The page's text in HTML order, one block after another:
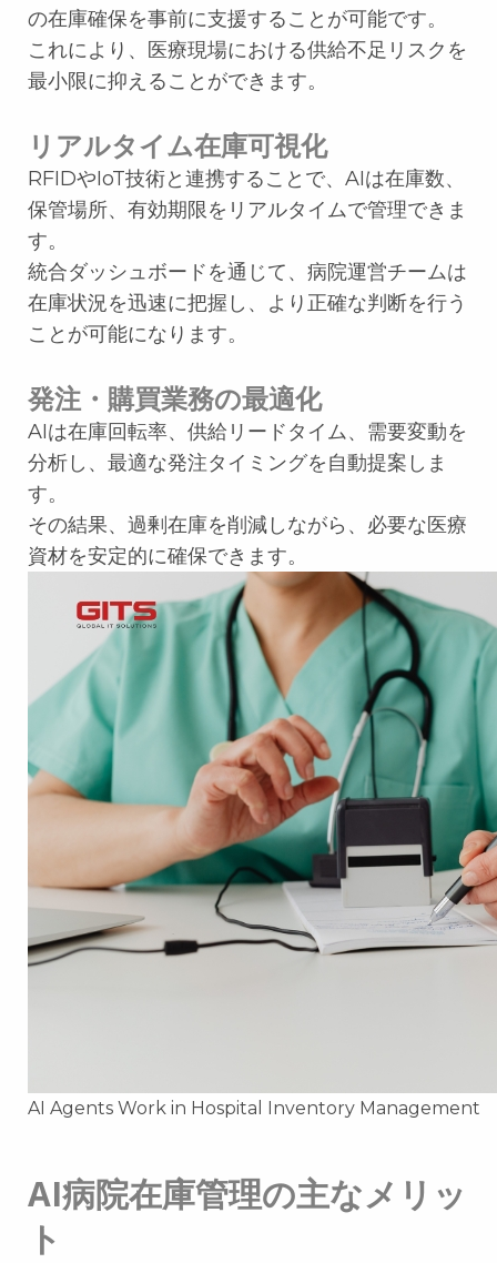
の在庫確保を事前に支援することが可能です。
これにより、医療現場における供給不足リスクを
最小限に抑えることができます。
リアルタイム在庫可視化
RFIDやIoT技術と連携することで、AIは在庫数、
保管場所、有効期限をリアルタイムで管理できま
す。
統合ダッシュボードを通じて、病院運営チームは
在庫状況を迅速に把握し、より正確な判断を行う
ことが可能になります。
発注・購買業務の最適化
AIは在庫回転率、供給リードタイム、需要変動を
分析し、最適な発注タイミングを自動提案しま
す。
その結果、過剰在庫を削減しながら、必要な医療
資材を安定的に確保できます。
AI Agents Work in Hospital Inventory Management
AI病院在庫管理の主なメリッ
ト